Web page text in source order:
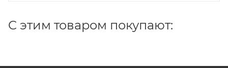
C этим товаром покупают: